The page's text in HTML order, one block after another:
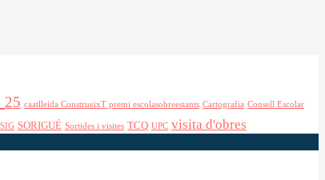
caatlleida ConstrueixT premi escolasobreestants Cartografia Consell Escolar
SIG SORIGUÉ Sortides i visites TCQ UPC visita d'obres